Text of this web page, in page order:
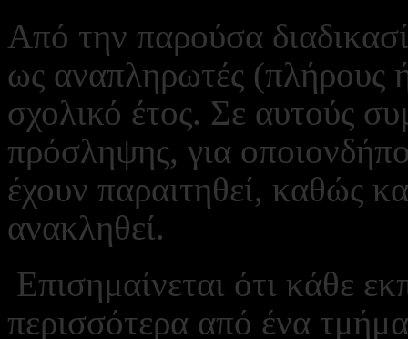
Από την παρούσα
ως αναπληρωτές (πλήρους
σχολικό έτος. Σε αυτούς
πρόσληψης, για
έχουν παραιτηθεί, καθώς
ανακληθεί.
Επισημαίνεται ότι κάθε
περισσότερα από ένα